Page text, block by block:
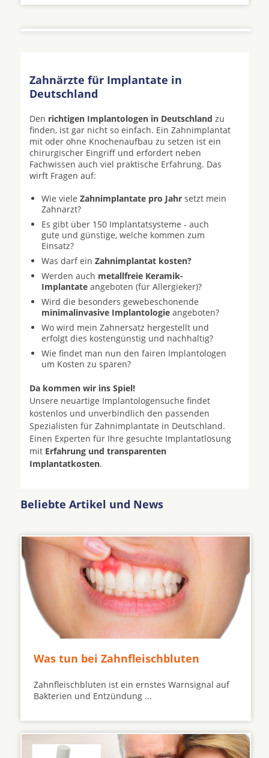
Zahnärzte für Implantate in
Deutschland
Den richtigen Implantologen in Deutschland zu
finden, ist gar nicht so einfach. Ein Zahnimplantat
mit oder ohne Knochenaufbau zu setzen ist ein
chirurgischer Eingriff und erfordert neben
Fachwissen auch viel praktische Erfahrung. Das
wirft Fragen auf:
Wie viele Zahnimplantate pro Jahr setzt mein
Zahnarzt?
Es gibt über 150 Implantatsysteme - auch
gute und günstige, welche kommen zum
Einsatz?
Was darf ein Zahnimplantat kosten?
Werden auch metallfreie Keramik-
Implantate angeboten (für Allergieker)?
Wird die besonders gewebeschonende
minimalinvasive Implantologie angeboten?
Wo wird mein Zahnersatz hergestellt und
erfolgt dies kostengünstig und nachhaltig?
Wie findet man nun den fairen Implantologen
um Kosten zu sparen?
Da kommen wir ins Spiel!
Unsere neuartige Implantologensuche findet
kostenlos und unverbindlich den passenden
Spezialisten für Zahnimplantate in Deutschland.
Einen Experten für Ihre gesuchte Implantatlösung
mit Erfahrung und transparenten
Implantatkosten.
Beliebte Artikel und News
Was tun bei Zahnfleischbluten
Zahnfleischbluten ist ein ernstes Warnsignal auf
Bakterien und Entzündung ...